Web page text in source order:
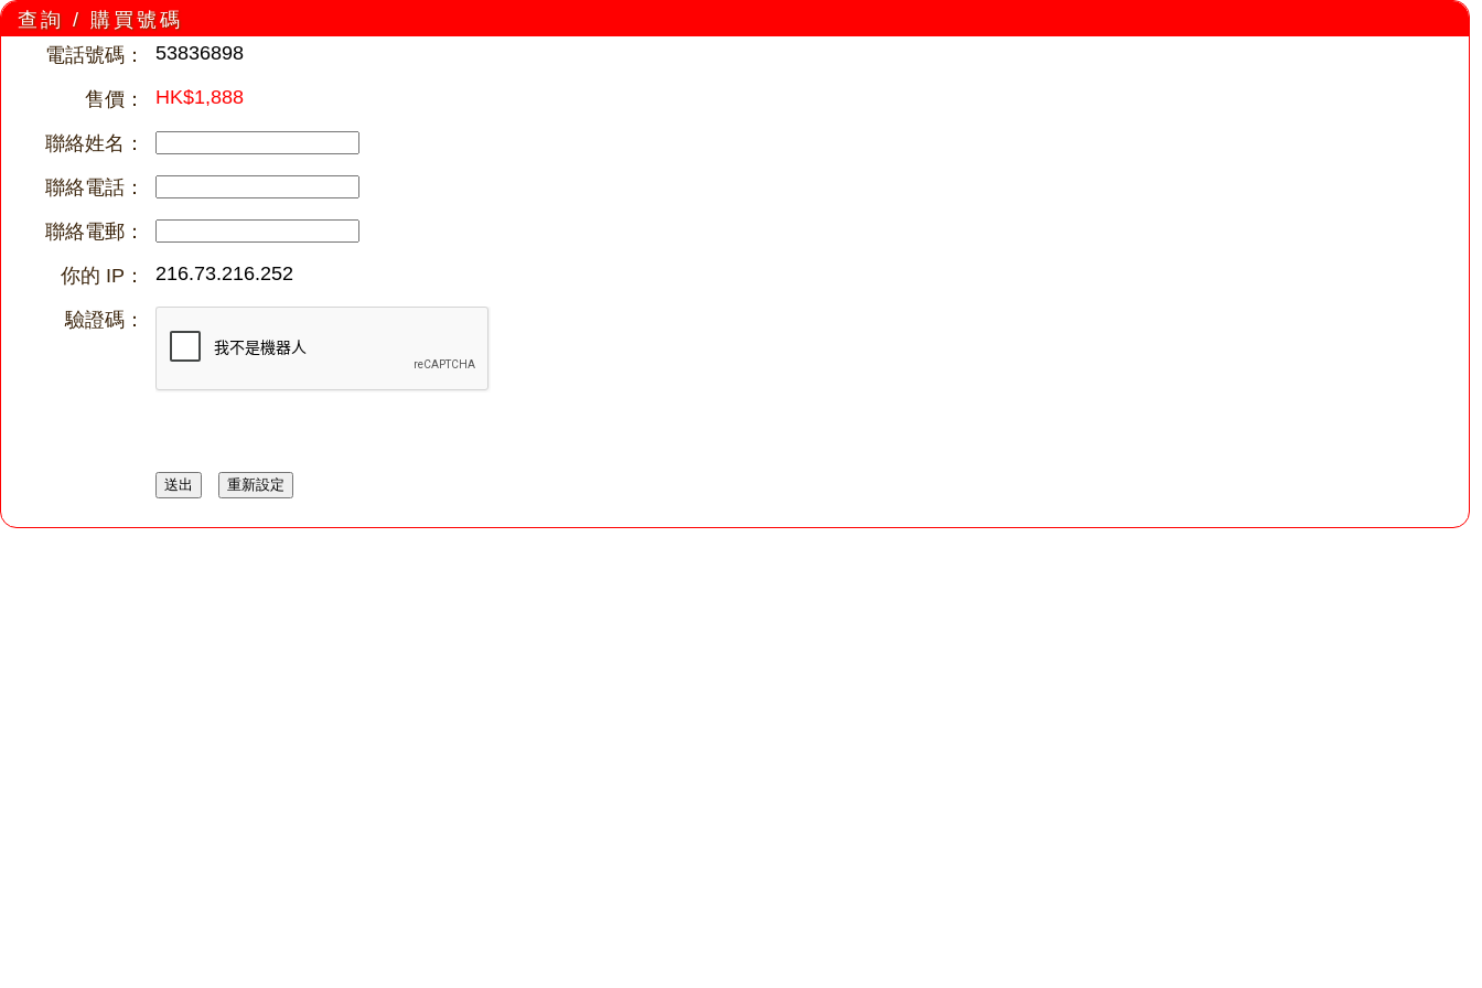
查詢 / 購買號碼
電話號碼：
53836898
售價： HK$1,888
聯絡姓名：
聯絡電話：
聯絡電郵：
你的 IP：
216.73.216.252
驗證碼：